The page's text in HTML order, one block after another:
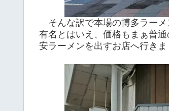
そんな訳で本場の博多ラーメ
有名とはいえ、価格もまぁ普
安ラーメンを出すお店へ行きま